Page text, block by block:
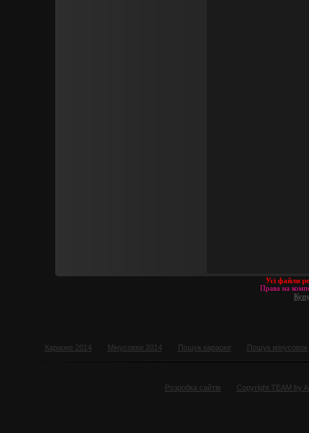
Усі файли
Права на
Караоке 2014 Мінусовки 2014 Пошук караоке Пошук мінусовок
Розробка сайтів Copyright TEAM by